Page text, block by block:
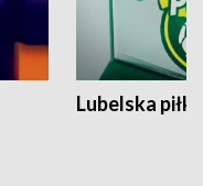
Lubelska piłka